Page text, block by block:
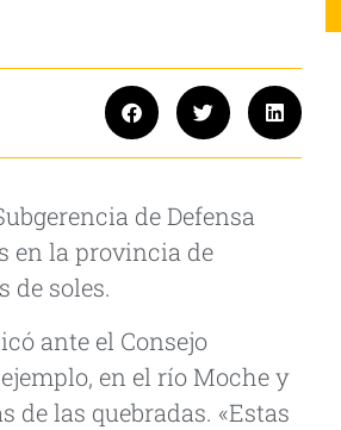
de Defensa
en la provincia de
de soles.
ante el Consejo
en el río Moche y
las quebradas. «Estas